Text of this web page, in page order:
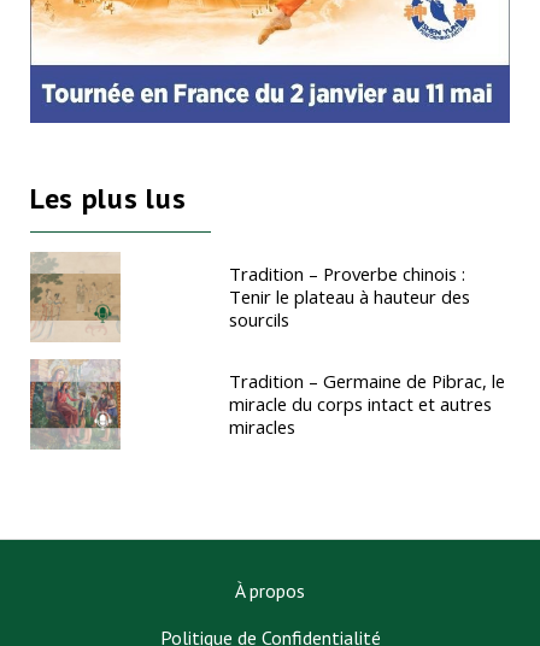
Les plus lus
Tradition – Proverbe chinois :
Tenir le plateau à hauteur des
sourcils
Tradition – Germaine de Pibrac, le
miracle du corps intact et autres
miracles
À propos
Politique de Confidentialité